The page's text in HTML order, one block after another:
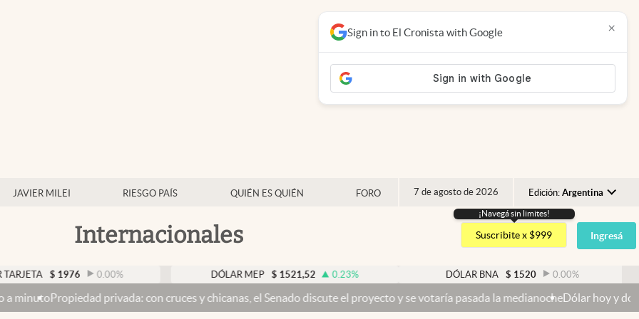
JAVIER MILEI RIESGO PAÍS QUIÉN ES QUIÉN FORO 7 de agosto de 2026 Edición: Argentina
Argentina
España
USA
Internacionales
¡Navegá sin limites!
Suscribite x $999 Ingresá
$ 1976 0.00% DÓLAR MEP $ 1521,52 0.23% DÓLAR BNA $ 1520 0.00%
privada: con cruces y chicanas, el Senado discute el proyecto y se votaría pasada la medianocheDólar hoy y dólar blue hoy:
Sign in to El Cronista with Google ×